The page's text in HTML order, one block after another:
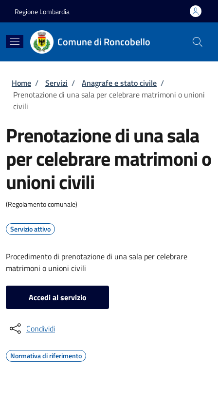
Regione Lombardia
Comune di Roncobello
Briciole di pane
Home / Servizi / Anagrafe e stato civile /
Prenotazione di una sala per celebrare matrimoni o unioni
civili
Prenotazione di una sala
per celebrare matrimoni o
unioni civili
(Regolamento comunale)
Servizio attivo
Procedimento di prenotazione di una sala per celebrare
matrimoni o unioni civili
Accedi al servizio
Condividi
Normativa di riferimento